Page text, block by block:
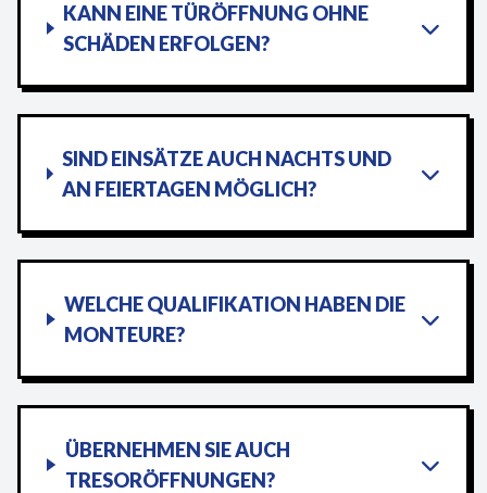
KANN EINE TÜRÖFFNUNG OHNE
SCHÄDEN ERFOLGEN?
SIND EINSÄTZE AUCH NACHTS UND
AN FEIERTAGEN MÖGLICH?
WELCHE QUALIFIKATION HABEN DIE
MONTEURE?
ÜBERNEHMEN SIE AUCH
TRESORÖFFNUNGEN?